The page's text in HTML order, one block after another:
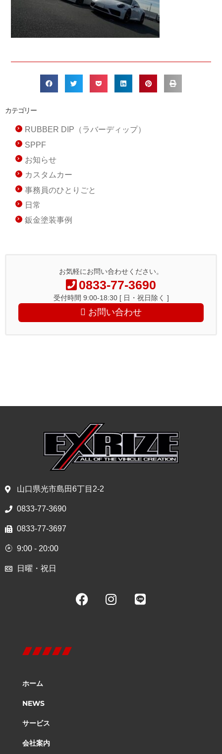
カテゴリー
RUBBER DIP（ラバーディップ）
SPPF
お知らせ
カスタムカー
事務員のひとりごと
日常
鈑金塗装事例
お気軽にお問い合わせください。
0833-77-3690
受付時間 9:00-18:30 [ 日・祝日除く ]
お問い合わせ
山口県光市島田6丁目2-2
0833-77-3690
0833-77-3697
9:00 - 20:00
日曜・祝日
ホーム
NEWS
サービス
会社案内